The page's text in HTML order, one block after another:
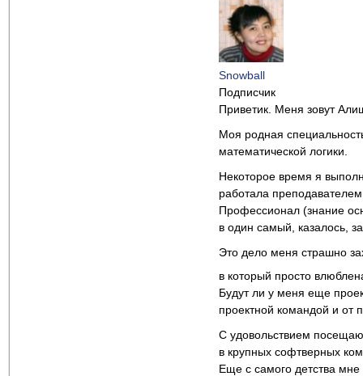
Snowball
Подписчик
Приветик. Меня зовут
Моя родная
математической логики.
Некоторое время я
работала
Профессионал (знание
в один самый, казалось,
Это дело меня страшно
в который просто
Будут ли у меня еще
проектной командой и от
С удовольствием
в крупных софтверных
Еще с самого детства